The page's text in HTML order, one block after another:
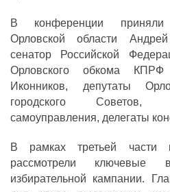
В конференции приняли
Орловской области
сенатор Российской
Орловского обкома КПРФ
Иконников, депутаты
городского Советов,
самоуправления, делегаты
В рамках третьей части
рассмотрели ключевые
избирательной кампании.